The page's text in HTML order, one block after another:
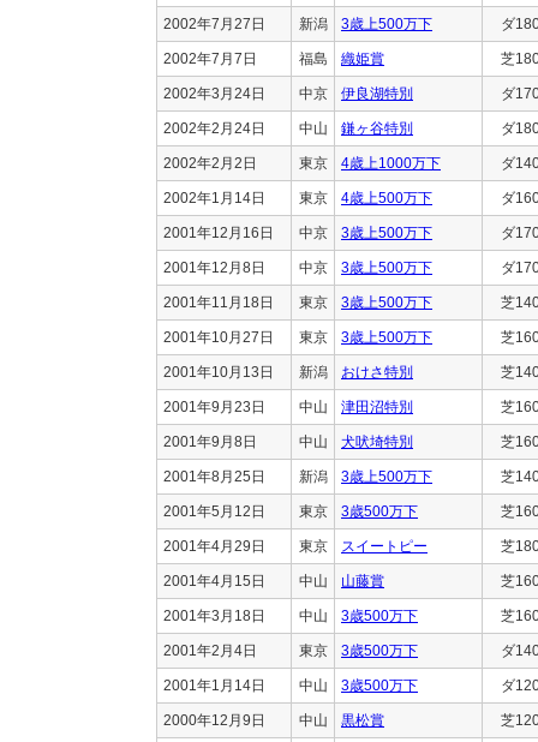
2002年7月27日 新潟 3歳上500万下 ダ
2002年7月7日 福島 織姫賞 芝
2002年3月24日 中京 伊良湖特別 ダ
2002年2月24日 中山 鎌ヶ谷特別 ダ
2002年2月2日 東京 4歳上1000万下 ダ
2002年1月14日 東京 4歳上500万下 ダ
2001年12月16日 中京 3歳上500万下 ダ
2001年12月8日 中京 3歳上500万下 ダ
2001年11月18日 東京 3歳上500万下 芝
2001年10月27日 東京 3歳上500万下 芝
2001年10月13日 新潟 おけさ特別 芝
2001年9月23日 中山 津田沼特別 芝
2001年9月8日 中山 犬吠埼特別 芝
2001年8月25日 新潟 3歳上500万下 芝
2001年5月12日 東京 3歳500万下 芝
2001年4月29日 東京 スイートピー 芝
2001年4月15日 中山 山藤賞 芝
2001年3月18日 中山 3歳500万下 芝
2001年2月4日 東京 3歳500万下 ダ
2001年1月14日 中山 3歳500万下 ダ
2000年12月9日 中山 黒松賞 芝